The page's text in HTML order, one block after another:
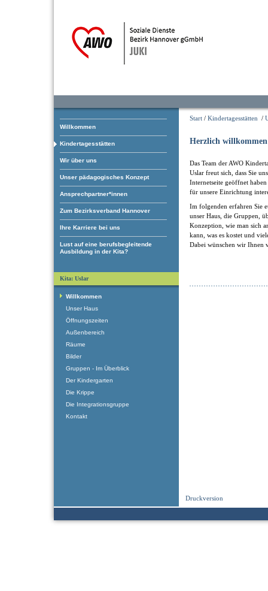
Willkommen
Kindertagesstätten
Wir über uns
Unser pädagogisches Konzept
Ansprechpartner*innen
Zum Bezirksverband Hannover
Ihre Karriere bei uns
Lust auf eine berufsbegleitende
Ausbildung in der Kita?
Start / Kindertagesstätten /
Herzlich willkommen
Das Team der AWO
Uslar freut sich, dass Sie
Internetseite geöffnet
für unsere Einrichtung
Im folgenden erfahren Sie
unser Haus, die Gruppen,
Konzeption, wie man sich
kann, was es kostet und
Dabei wünschen wir Ihnen
Druckversion
Kita: Uslar
Willkommen
Unser Haus
Öffnungszeiten
Außenbereich
Räume
Bilder
Gruppen - Im Überblick
Der Kindergarten
Die Krippe
Die Integrationsgruppe
Kontakt